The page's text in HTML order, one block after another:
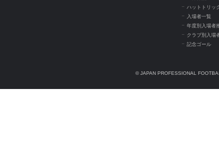
ハットトリッ
入場者一覧
年度別入場者
クラブ別入場
記念ゴール
© JAPAN PROFESSIONAL